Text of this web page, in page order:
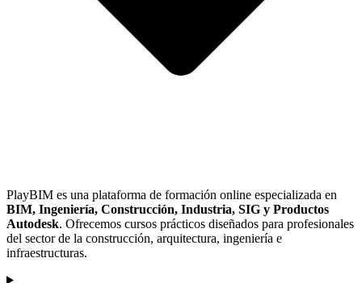
PlayBIM es una plataforma de formación online especializada en
BIM, Ingeniería, Construcción, Industria, SIG y Productos
Autodesk. Ofrecemos cursos prácticos diseñados para profesionales
del sector de la construcción, arquitectura, ingeniería e
infraestructuras.